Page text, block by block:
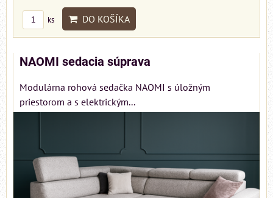
ks DO KOŠÍKA
NAOMI sedacia súprava
Modulárna rohová sedačka NAOMI s úložným
priestorom a s elektrickým...